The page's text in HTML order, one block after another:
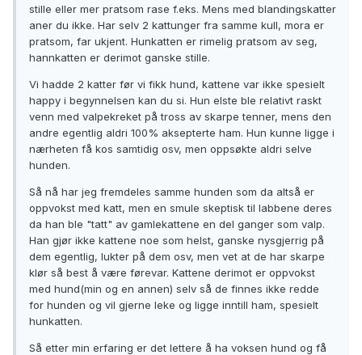
stille eller mer pratsom rase f.eks. Mens med blandingskatter
aner du ikke. Har selv 2 kattunger fra samme kull, mora er
pratsom, far ukjent. Hunkatten er rimelig pratsom av seg,
hannkatten er derimot ganske stille.
Vi hadde 2 katter før vi fikk hund, kattene var ikke spesielt
happy i begynnelsen kan du si. Hun elste ble relativt raskt
venn med valpekreket på tross av skarpe tenner, mens den
andre egentlig aldri 100% aksepterte ham. Hun kunne ligge i
nærheten få kos samtidig osv, men oppsøkte aldri selve
hunden.
Så nå har jeg fremdeles samme hunden som da altså er
oppvokst med katt, men en smule skeptisk til labbene deres
da han ble "tatt" av gamlekattene en del ganger som valp.
Han gjør ikke kattene noe som helst, ganske nysgjerrig på
dem egentlig, lukter på dem osv, men vet at de har skarpe
klør så best å være førevar. Kattene derimot er oppvokst
med hund(min og en annen) selv så de finnes ikke redde
for hunden og vil gjerne leke og ligge inntill ham, spesielt
hunkatten.
Så etter min erfaring er det lettere å ha voksen hund og få